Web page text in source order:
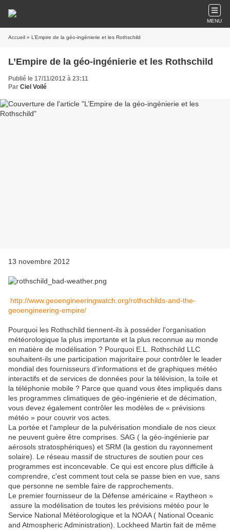
MENU
Accueil » L’Empire de la géo-ingénierie et les Rothschild
L’Empire de la géo-ingénierie et les Rothschild
Publié le 17/11/2012 à 23:11
Par Ciel Voilé
13 novembre 2012
http://www.geoengineeringwatch.org/rothschilds-and-the-
geoengineering-empire/
Pourquoi les Rothschild tiennent-ils à posséder l'organisation
météorologique la plus importante et la plus reconnue au monde
en matière de modélisation ? Pourquoi E.L. Rothschild LLC
souhaitent-ils une participation majoritaire pour contrôler le leader
mondial des fournisseurs d’informations et de graphiques météo
interactifs et de services de données pour la télévision, la toile et
la téléphonie mobile ? Parce que quand vous êtes impliqués dans
les programmes climatiques de géo-ingénierie et de décimation,
vous devez également contrôler les modèles de « prévisions
météo » pour couvrir vos actes.
La portée et l'ampleur de la pulvérisation mondiale de nos cieux
ne peuvent guère être comprises. SAG ( la géo-ingénierie par
aérosols stratosphériques) et SRM (la gestion du rayonnement
solaire). Le réseau massif de structures de soutien pour ces
programmes est inconcevable. Ce qui est encore plus difficile à
comprendre, c'est comment tout cela se passe bien en vue, sans
que personne ne semble faire de rapprochements.
Le premier fournisseur de la Défense américaine « Raytheon »
assure la modélisation de toutes les prévisions météo pour le
Service National Météorologique et la NOAA ( National Oceanic
and Atmospheric Administration). Lockheed Martin fait de même